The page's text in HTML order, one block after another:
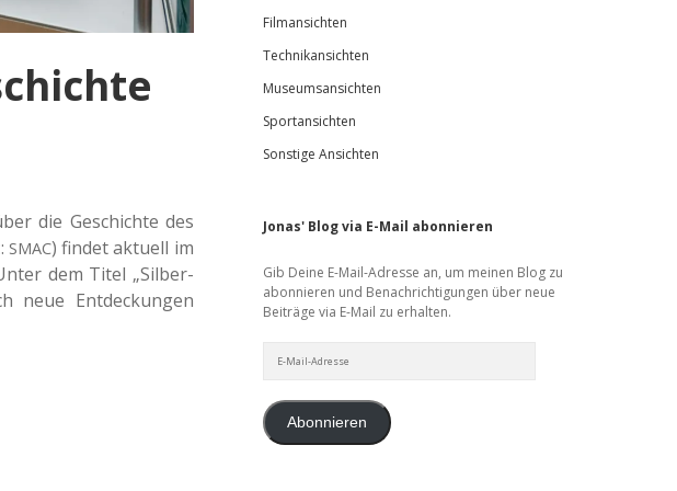
die Geschich­te des
SMAC) findet aktu­ell im
dem Titel „Sil­ber­
neue Ent­de­ckun­gen
Filmansichten
Technikansichten
Museumsansichten
Sportansichten
Sonstige Ansichten
Jonas' Blog via E-Mail abonnieren
Gib Deine E-Mail-Adresse an, um meinen Blog zu
abonnieren und Benachrichtigungen über neue
Beiträge via E-Mail zu erhalten.
Mail-
Abonnieren